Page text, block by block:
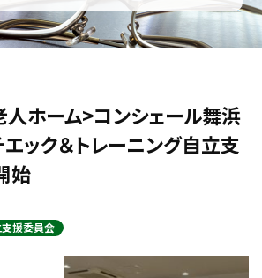
ホーム>コンシェール舞浜
ック＆トレーニング自立支
始
援委員会